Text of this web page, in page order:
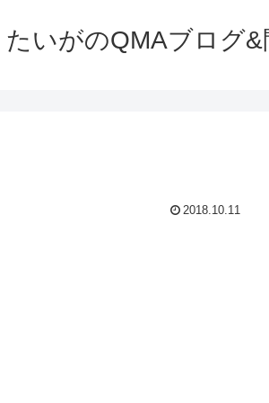
いがのQMAブログ&
2018.10.11